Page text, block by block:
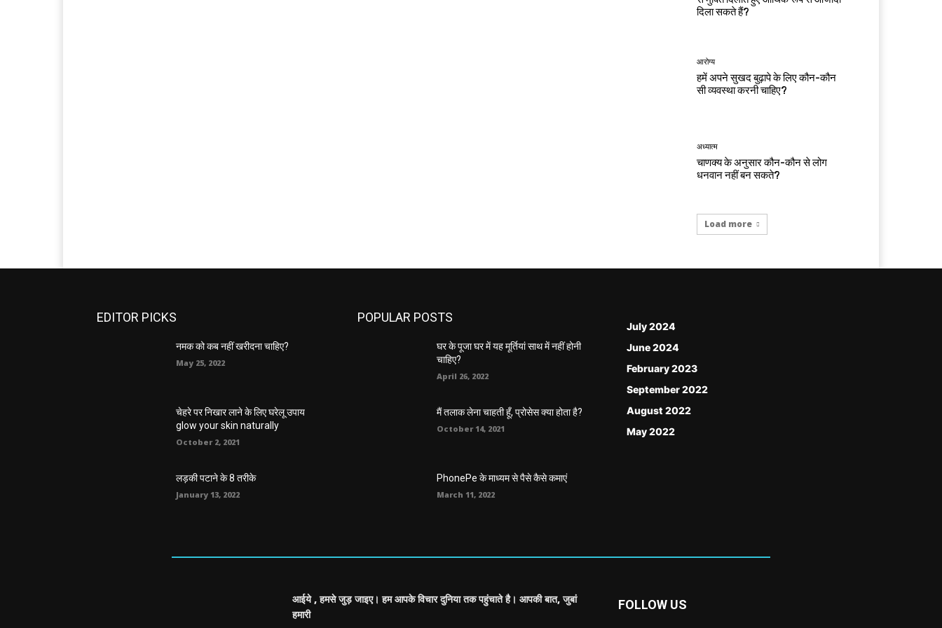
दिला सकते हैं?
आरोग्य
हमें अपने सुखद बुढ़ापे के लिए कौन-कौन
सी व्यवस्था करनी चाहिए?
अध्यात्म
चाणक्य के अनुसार कौन-कौन से लोग
धनवान नहीं बन सकते?
Load more
EDITOR PICKS
नमक को कब नहीं खरीदना चाहिए?
May 25, 2022
चेहरे पर निखार लाने के लिए घरेलू उपाय
glow your skin naturally
October 2, 2021
लड़की पटाने के 8 तरीके
January 13, 2022
POPULAR POSTS
घर के पूजा घर में यह मूर्तियां साथ में नहीं होनी
चाहिए?
April 26, 2022
मैं तलाक लेना चाहती हूँ, प्रोसेस क्या होता है?
October 14, 2021
PhonePe के माध्यम से पैसे कैसे कमाएं
March 11, 2022
July 2024
June 2024
February 2023
September 2022
August 2022
May 2022
आईये , हमसे जुड़ जाइए। हम आपके विचार दुनिया तक पहुंचाते है। आपकी बात, जुबां
हमारी
FOLLOW US